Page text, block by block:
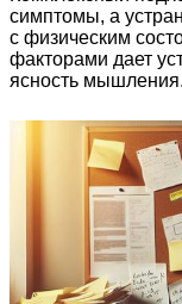
симптомы, а
с физическим
факторами дает
ясность мышления.